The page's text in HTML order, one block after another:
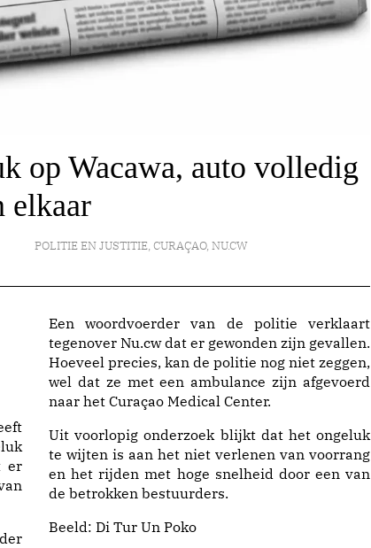
op Wacawa, auto volledig
elkaar
POLITIE EN JUSTITIE,CURAÇAO,NU.CW
er
Een woordvoerder van de politie verklaart
tegenover Nu.cw dat er gewonden zijn gevallen.
Hoeveel precies, kan de politie nog niet zeggen,
wel dat ze met een ambulance zijn afgevoerd
naar het Curaçao Medical Center.
Uit voorlopig onderzoek blijkt dat het ongeluk
te wijten is aan het niet verlenen van voorrang
en het rijden met hoge snelheid door een van
de betrokken bestuurders.
Beeld: Di Tur Un Poko